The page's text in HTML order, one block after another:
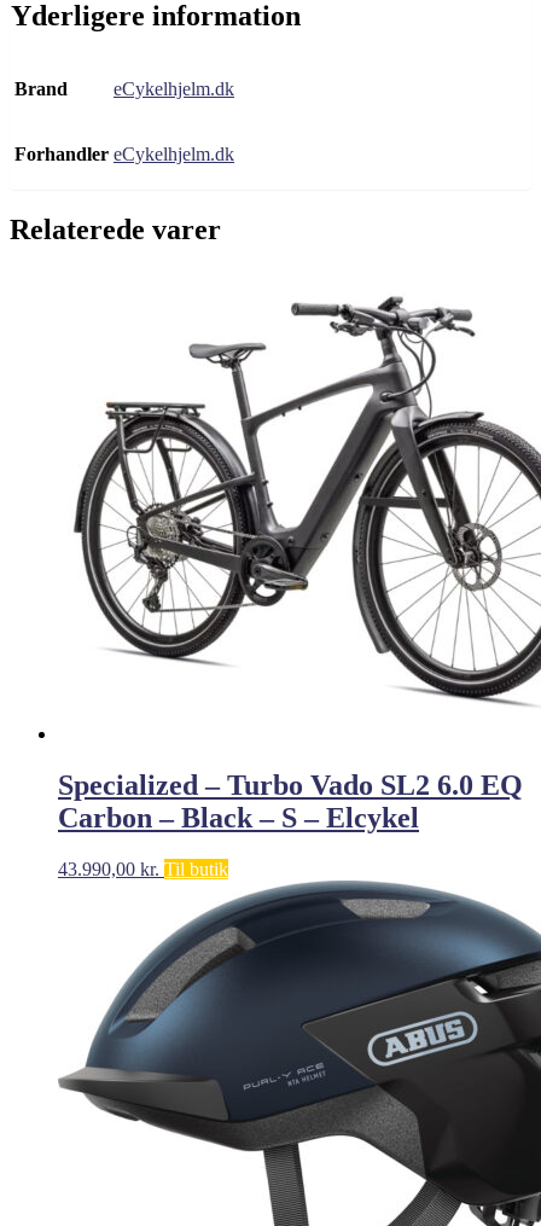
Yderligere information
Brand eCykelhjelm.dk
Forhandler eCykelhjelm.dk
Relaterede varer
Specialized – Turbo Vado SL2 6.0 EQ
Carbon – Black – S – Elcykel
43.990,00 kr. Til butik